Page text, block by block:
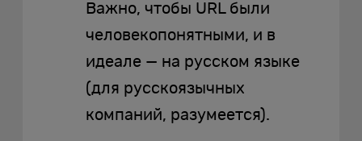
Важно, чтобы URL были
человекопонятными, и в
идеале — на русском языке
(для русскоязычных
компаний, разумеется).